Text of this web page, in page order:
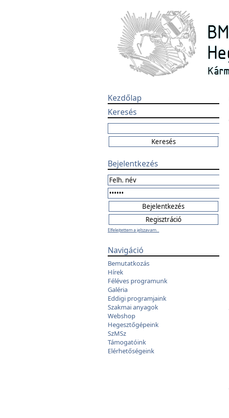
Kezdőlap
Keresés
Bejelentkezés
Elfelejtettem a jelszavam...
Navigáció
Bemutatkozás
Hírek
Féléves programunk
Galéria
Eddigi programjaink
Szakmai anyagok
Webshop
Hegesztőgépeink
SzMSz
Támogatóink
Elérhetőségeink